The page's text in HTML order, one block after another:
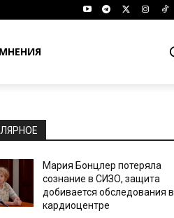
МНЕНИЯ
Мария Бонцлер потеряла
сознание в СИЗО, защита
добивается обследования в
кардиоцентре